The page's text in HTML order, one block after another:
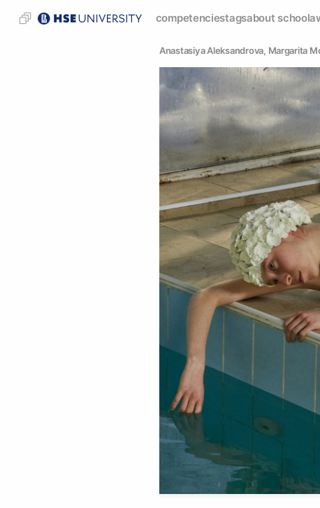
competenciestagsabout school
Anastasiya Aleksandrova, Margarita